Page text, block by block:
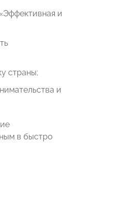
и
страны;
и
в быстро